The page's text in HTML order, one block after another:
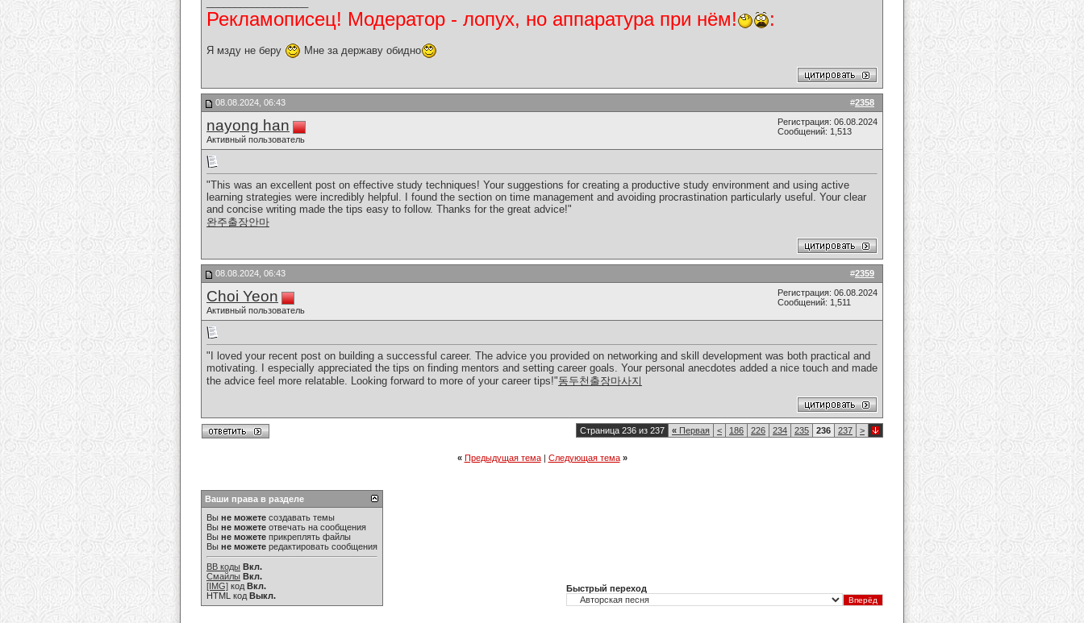
Рекламописец! Модератор - лопух, но аппаратура при нём! :
Я мзду не беру Мне за державу обидно
#2358
08.08.2024, 06:43
nayong han
Активный пользователь
Регистрация: 06.08.2024
Сообщений: 1,513
"This was an excellent post on effective study techniques! Your suggestions for creating a productive study environment and using active
learning strategies were incredibly helpful. I found the section on time management and avoiding procrastination particularly useful. Your clear
and concise writing made the tips easy to follow. Thanks for the great advice!"
완주출장안마
#2359
08.08.2024, 06:43
Choi Yeon
Активный пользователь
Регистрация: 06.08.2024
Сообщений: 1,511
"I loved your recent post on building a successful career. The advice you provided on networking and skill development was both practical and
motivating. I especially appreciated the tips on finding mentors and setting career goals. Your personal anecdotes added a nice touch and made
the advice feel more relatable. Looking forward to more of your career tips!"동두천출장마사지
Страница 236 из 237 « Первая < 186 226 234 235 236 237 >
« Предыдущая тема| Следующая тема »
Ваши права в разделе
Вы не можете создавать темы
Вы не можете отвечать на сообщения
Вы не можете прикреплять файлы
Вы не можете редактировать сообщения
BB коды Вкл.
Смайлы Вкл.
[IMG] код Вкл.
HTML код Выкл.
Быстрый переход